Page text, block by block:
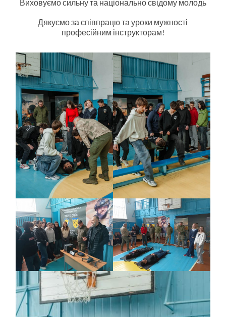
Виховуємо сильну та національно свідому молодь
Дякуємо за співпрацю та уроки мужності
професійним інструкторам!